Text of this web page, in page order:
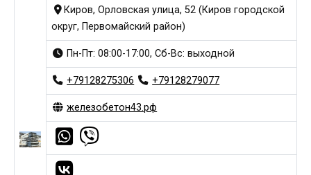
Киров, Орловская улица, 52 (Киров городской
округ, Первомайский район)
Пн-Пт: 08:00-17:00, Сб-Вс: выходной
+79128275306 +79128279077
железобетон43.рф